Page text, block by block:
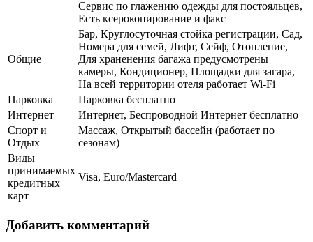
Сервис по глажению одежды для постояльцев,
Есть ксерокопирование и факс
Общие
Бар, Круглосуточная стойка регистрации, Сад,
Номера для семей, Лифт, Сейф, Отопление,
Для храненения багажа предусмотрены
камеры, Кондиционер, Площадки для загара,
На всей территории отеля работает Wi-Fi
Парковка
Парковка бесплатно
Интернет
Интернет, Беспроводной Интернет бесплатно
Спорт и
Отдых
Массаж, Открытый бассейн (работает по
сезонам)
Виды
принимаемых
кредитных
карт
Visa, Euro/Mastercard
Добавить комментарий